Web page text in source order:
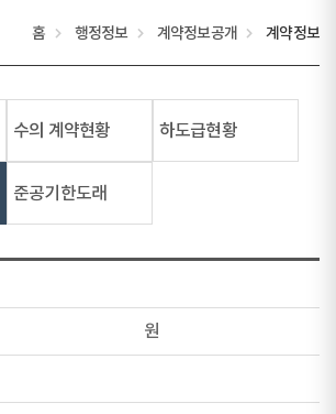
홈 행정정보 계약정보공개 계약정보
수의 계약현황 하도급현황
준공기한도래
원